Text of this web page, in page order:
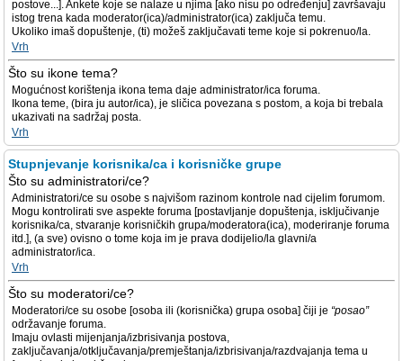
postove...]. Ankete koje se nalaze u njima [ako nisu po određenju] završavaju
istog trena kada moderator(ica)/administrator(ica) zaključa temu.
Ukoliko imaš dopuštenje, (ti) možeš zaključavati teme koje si pokrenuo/la.
Vrh
Što su ikone tema?
Mogućnost korištenja ikona tema daje administrator/ica foruma.
Ikona teme, (bira ju autor/ica), je sličica povezana s postom, a koja bi trebala
ukazivati na sadržaj posta.
Vrh
Stupnjevanje korisnika/ca i korisničke grupe
Što su administratori/ce?
Administratori/ce su osobe s najvišom razinom kontrole nad cijelim forumom.
Mogu kontrolirati sve aspekte foruma [postavljanje dopuštenja, isključivanje
korisnika/ca, stvaranje korisničkih grupa/moderatora(ica), moderiranje foruma
itd.], (a sve) ovisno o tome koja im je prava dodijelio/la glavni/a
administrator/ica.
Vrh
Što su moderatori/ce?
Moderatori/ce su osobe [osoba ili (korisnička) grupa osoba] čiji je “posao”
održavanje foruma.
Imaju ovlasti mijenjanja/izbrisivanja postova,
zaključavanja/otključavanja/premještanja/izbrisivanja/razdvajanja tema u